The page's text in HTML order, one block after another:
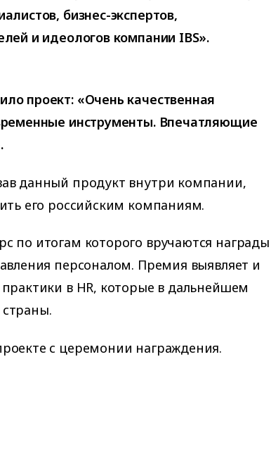
бизнес-экспертов,
и идеологов компании IBS».
проект: «Очень качественная
инструменты. Впечатляющие
данный продукт внутри компании,
его российским компаниям.
по итогам которого вручаются награды
персоналом. Премия выявляет и
в HR, которые в дальнейшем
с церемонии награждения.